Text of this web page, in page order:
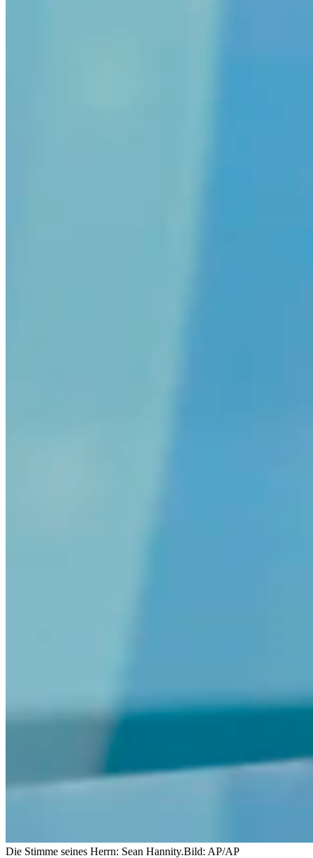
Die Stimme seines Herrn: Sean Hannity.Bild: AP/AP